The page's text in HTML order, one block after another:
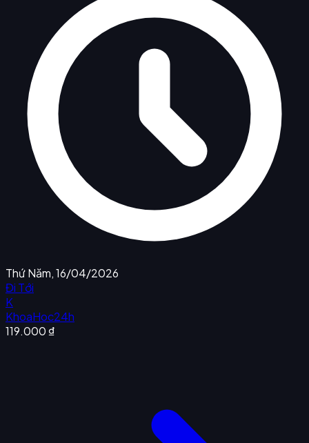
Thứ Năm, 16/04/2026
Đi Tới
K
KhoaHoc24h
119.000 ₫